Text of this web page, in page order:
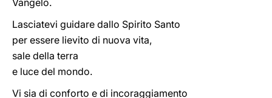
Vangelo.
Lasciatevi guidare dallo Spirito Santo
per essere lievito di nuova vita,
sale della terra
e luce del mondo.
Vi sia di conforto e di incoraggiamento